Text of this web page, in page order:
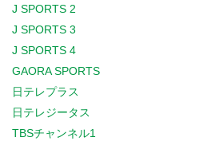
J SPORTS 2
J SPORTS 3
J SPORTS 4
GAORA SPORTS
日テレプラス
日テレジータス
TBSチャンネル1